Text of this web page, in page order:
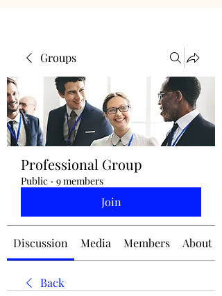
jennifermcchesney@yahoo.com
(604) 445-2082
Groups
Professional Group
Public · 9 members
Join
Discussion Media Members About
Back